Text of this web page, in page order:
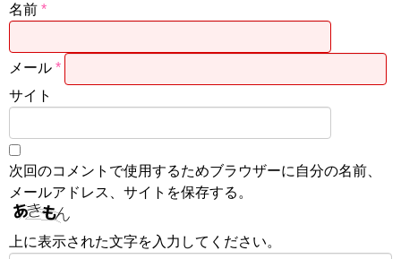
名前 *
メール *
サイト
次回のコメントで使用するためブラウザーに自分の名前、
メールアドレス、サイトを保存する。
上に表示された文字を入力してください。